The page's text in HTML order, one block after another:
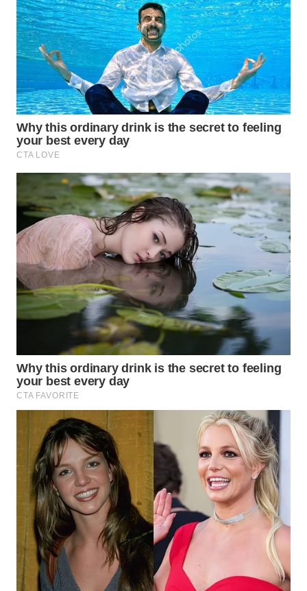
WN
INDRAMAYU
WN
KUNINGAN
WN
MAJALENGKA
SUBANG
WN
SUKABUMI
WN
PURWAKARTA
WN
WN
SEMARANG
WN
SOLO
WN
BOROBUDUR
WN
MADURA
WN